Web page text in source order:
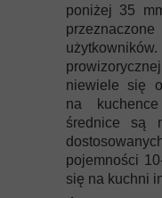
poniżej 35
niewiele się
na
średnice są
pojemności
się na kuchni